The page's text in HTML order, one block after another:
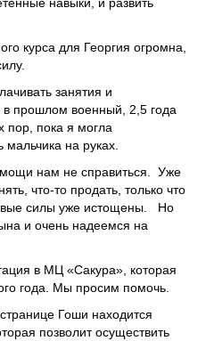
курса для Георгия огромна,
занятия и
прошлом военный, 2,5 года
пор, пока я могла
на руках.
нам не справиться. Уже
что-то продать, только что
силы уже истощены. Но
и очень надеемся на
в МЦ «Сакура», которая
года. Мы просим помочь.
Гоши находится
позволит осуществить